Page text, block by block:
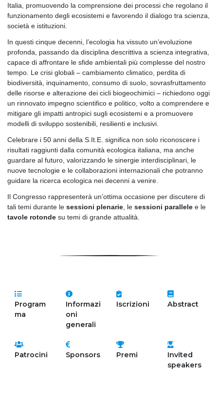
Italia, promuovendo la comprensione dei processi che regolano il
funzionamento degli ecosistemi e favorendo il dialogo tra scienza,
società e istituzioni.
In questi cinque decenni, l’ecologia ha vissuto un’evoluzione
profonda, passando da disciplina descrittiva a scienza integrativa,
capace di affrontare le sfide ambientali più complesse del nostro
tempo. Le crisi globali – cambiamento climatico, perdita di
biodiversità, inquinamento, consumo di suolo, sovrasfruttamento
delle risorse e alterazione dei cicli biogeochimici – richiedono oggi
un rinnovato impegno scientifico e politico, volto a comprendere e
mitigare gli impatti antropici sugli ecosistemi e a promuovere
modelli di sviluppo sostenibili, resilienti e inclusivi.
Celebrare i 50 anni della S.It.E. significa non solo riconoscere i
risultati raggiunti dalla comunità ecologica italiana, ma anche
guardare al futuro, valorizzando le sinergie interdisciplinari, le
nuove tecnologie e le collaborazioni internazionali che potranno
guidare la ricerca ecologica nei decenni a venire.
Il Congresso rappresenterà un’ottima occasione per discutere di
tali temi durante le sessioni plenarie, le sessioni parallele e le
tavole rotonde su temi di grande attualità.
Program
ma
Informazi
oni
generali
Iscrizioni Abstract
Patrocini Sponsors Premi
Invited
speakers